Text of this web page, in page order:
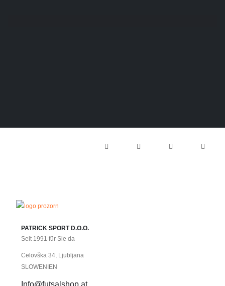
PATRICK SPORT D.O.O.
Seit 1991 für Sie da
Celovška 34, Ljubljana
SLOWENIEN